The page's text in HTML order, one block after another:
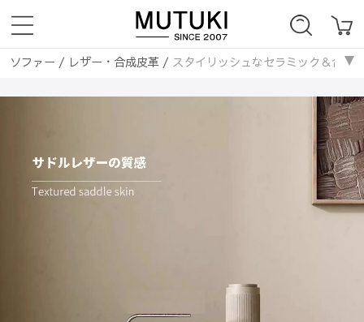
ソファー / レザー・合成皮革/ スタイリッシュなセラミック＆合
スタイリッシュなセラミック